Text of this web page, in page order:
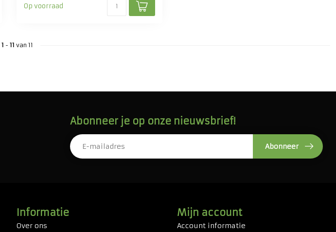
Op voorraad
1 - 11 van 11
Abonneer je op onze nieuwsbrief!
Abonneer
Informatie
Over ons
Mijn account
Account informatie